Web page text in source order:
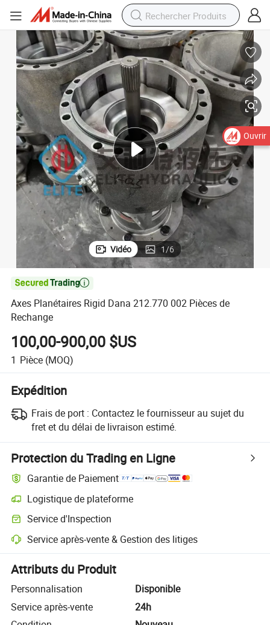
Axes Planétaires Rigid Dana 212.770 002 Pièces de Rechange
Vidéo 1/6

Axes Planétaires Rigid Dana 212.770 002 Pièces de
Rechange
100,00-900,00 $US
1 Pièce (MOQ)
Expédition
Frais de port : Contactez le fournisseur au sujet du
fret et du délai de livraison estimé.
Protection du Trading en Ligne
Garantie de Paiement
Logistique de plateforme
Suivi d'expédition plus clair avec des logistiques prises en charge par
Service d'Inspection
Inspection préalable à l'expédition optionnelle pour des contrôles de
Service après-vente & Gestion des litiges
Résolution des litiges assistée par la plateforme, y compris les
Attributs du Produit
Personnalisation
Disponible
Service après-vente
24h
Ouvrir